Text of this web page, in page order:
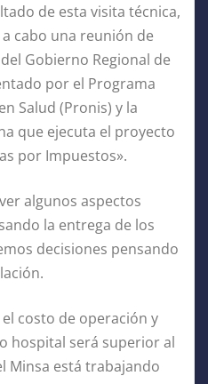
de esta visita técnica,
cabo una reunión de
Gobierno Regional de
por el Programa
Salud (Pronis) y la
que ejecuta el proyecto
por Impuestos».
algunos aspectos
la entrega de los
decisiones pensando
costo de operación y
hospital será superior al
Minsa está trabajando